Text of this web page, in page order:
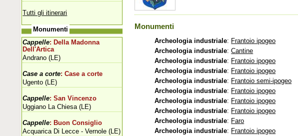
Monumenti
Archeologia industriale: Frantoio ipogeo
Archeologia industriale:Cantine
Archeologia industriale: Frantoio ipogeo
Archeologia industriale: Frantoio ipogeo
Archeologia industriale: Frantoio semi-ipogeo
Archeologia industriale: Frantoio ipogeo
Archeologia industriale: Frantoio ipogeo
Archeologia industriale: Frantoio ipogeo
Archeologia industriale: Faro
Archeologia industriale: Frantoio ipogeo
Tutti gli itinerari
Monumenti
Cappelle: Della Madonna
Dell'Artica
Andrano (LE)
Case a corte: Case a corte
Ugento (LE)
Cappelle: San Vincenzo
Uggiano La Chiesa (LE)
Cappelle: Buon Consiglio
Acquarica Di Lecce - Vernole (LE)